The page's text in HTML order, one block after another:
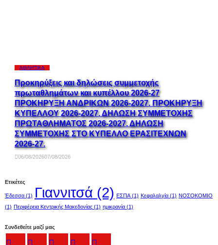
ΑΘΛΗΤΙΚΆ
Προκηρύξεις και δηλώσεις συμμετοχής
πρωταθλημάτων και κυπέλλου 2026-27
ΠΡΟΚΗΡΥΞΗ ΑΝΔΡΙΚΩΝ 2026-2027. ΠΡΟΚΗΡΥΞΗ
ΚΥΠΕΛΛΟΥ 2026-2027. ΔΗΛΩΣΗ ΣΥΜΜΕΤΟΧΗΣ
ΠΡΩΤΑΘΛΗΜΑΤΟΣ 2026-2027. ΔΗΛΩΣΗ
ΣΥΜΜΕΤΟΧΗΣ ΣΤΟ ΚΥΠΕΛΛΟ ΕΡΑΣΙΤΕΧΝΩΝ
2026-27.
06/08/202607/08/2026
Ετικέτες
Έδεσσα (1) Γιαννιτσά (2) ΕΣΠΑ (1) Κεφαλαλγία (1) ΝΟΣΟΚΟΜΙΟ
(1) Περιφέρεια Κεντρικής Μακεδονίας (1) ημικρανία (1)
Συνδεθείτε μαζί μας